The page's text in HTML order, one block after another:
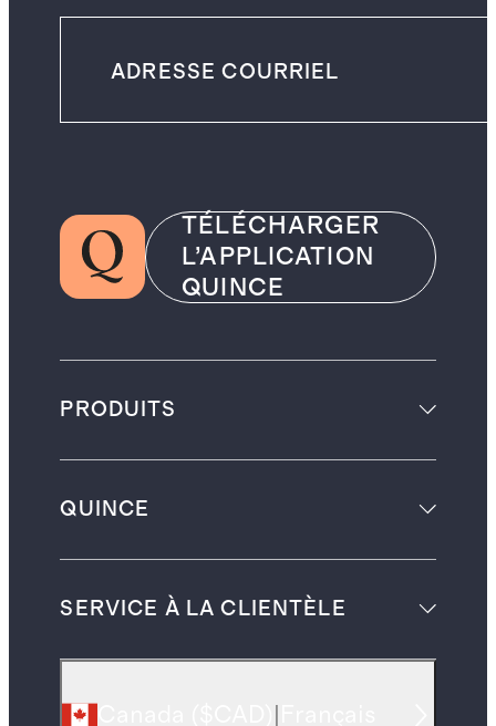
TÉLÉCHARGER
L’APPLICATION
QUINCE
PRODUITS
QUINCE
SERVICE À LA CLIENTÈLE